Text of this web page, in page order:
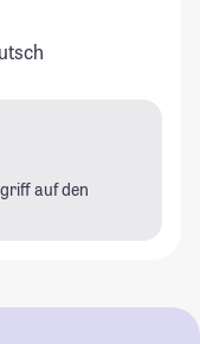
auf den